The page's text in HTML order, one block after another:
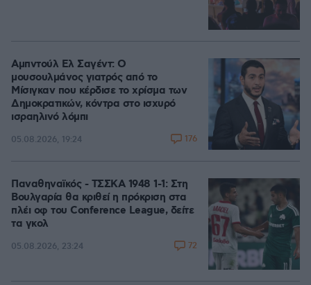
Αμπντούλ Ελ Σαγέντ: Ο
μουσουλμάνος γιατρός από το
Μίσιγκαν που κέρδισε το χρίσμα των
Δημοκρατικών, κόντρα στο ισχυρό
ισραηλινό λόμπι
05.08.2026, 19:24 176
Παναθηναϊκός - ΤΣΣΚΑ 1948 1-1: Στη
Βουλγαρία θα κριθεί η πρόκριση στα
πλέι οφ του Conference League, δείτε
τα γκολ
05.08.2026, 23:24 72